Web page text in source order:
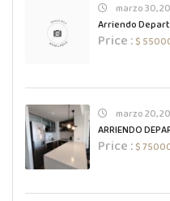
marzo 30,
Arriendo
Price :$
marzo 20,
ARRIENDO
Price :$